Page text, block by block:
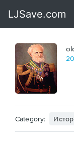
Category: